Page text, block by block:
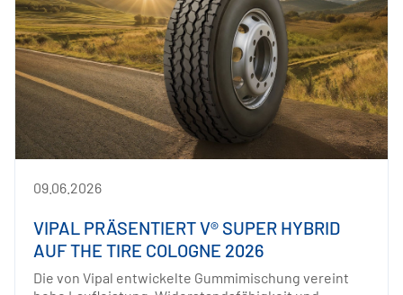
09.06.2026
VIPAL PRÄSENTIERT V® SUPER HYBRID
AUF THE TIRE COLOGNE 2026
Die von Vipal entwickelte Gummimischung vereint